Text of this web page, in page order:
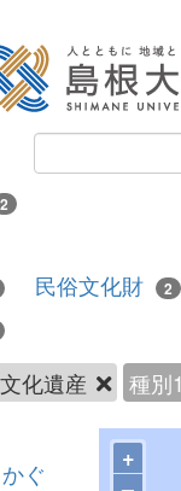
2
民俗文化財 2
文化遺産 種別1
ぐ
+